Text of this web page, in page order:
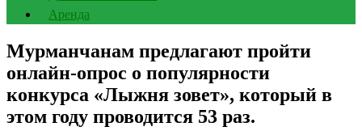
Аренда
Мурманчанам предлагают пройти
онлайн-опрос о популярности
конкурса «Лыжня зовет», который в
этом году проводится 53 раз.